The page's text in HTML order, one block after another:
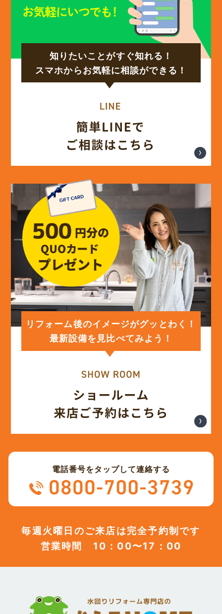
2024年9月 (17)
(17)
2024年5月 (13)
2024年4月
2024年3月 (12)
2024年2月 (12)
2024年1月 (12)
2023年12月 (12)
2023年10月 (12)
2023年8月 (12)
2023年6月 (12)
2023年4月 (12)
知りたいことがすぐ知れる！
スマホからお気軽に相談ができる！
リフォーム後のイメージがグッとわく！
最新設備を見比べてみよう！
電話番号をタップして連絡する
毎週火曜日のご来店は完全予約制です
営業時間 10：00〜17：00